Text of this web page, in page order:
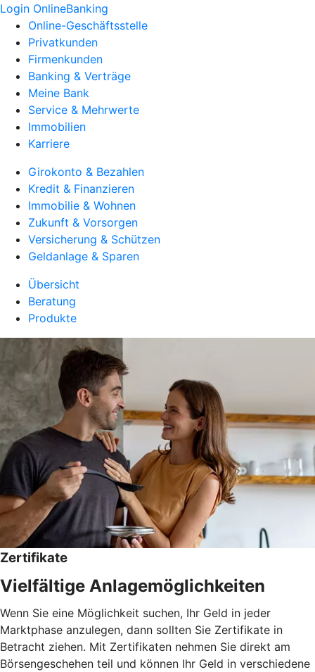
Login OnlineBanking
Online-Geschäftsstelle
Privatkunden
Firmenkunden
Banking & Verträge
Meine Bank
Service & Mehrwerte
Immobilien
Karriere
Girokonto & Bezahlen
Kredit & Finanzieren
Immobilie & Wohnen
Zukunft & Vorsorgen
Versicherung & Schützen
Geldanlage & Sparen
Übersicht
Beratung
Produkte
Zertifikate
Vielfältige Anlagemöglichkeiten
Wenn Sie eine Möglichkeit suchen, Ihr Geld in jeder
Marktphase anzulegen, dann sollten Sie Zertifikate in
Betracht ziehen. Mit Zertifikaten nehmen Sie direkt am
Börsengeschehen teil und können Ihr Geld in verschiedene